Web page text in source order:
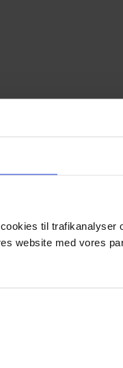
til
website med vores